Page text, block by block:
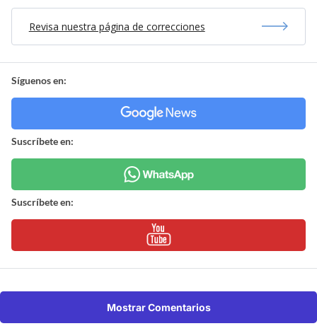
Revisa nuestra página de correcciones
Síguenos en:
Suscríbete en:
Suscríbete en:
Mostrar Comentarios